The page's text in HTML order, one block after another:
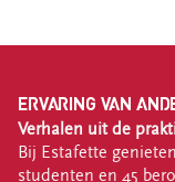
ERVARING VAN
Verhalen uit de
Bij Estafette
studenten en 45